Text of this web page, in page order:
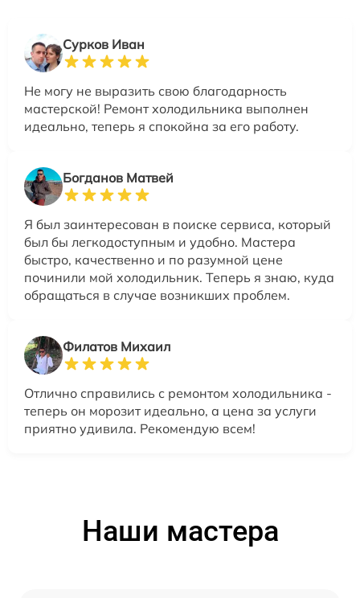
Сурков Иван
Не могу не выразить свою благодарность
мастерской! Ремонт холодильника выполнен
идеально, теперь я спокойна за его работу.
Богданов Матвей
Я был заинтересован в поиске сервиса, который
был бы легкодоступным и удобно. Мастера
быстро, качественно и по разумной цене
починили мой холодильник. Теперь я знаю, куда
обращаться в случае возникших проблем.
Филатов Михаил
Отлично справились с ремонтом холодильника -
теперь он морозит идеально, а цена за услуги
приятно удивила. Рекомендую всем!
Наши мастера